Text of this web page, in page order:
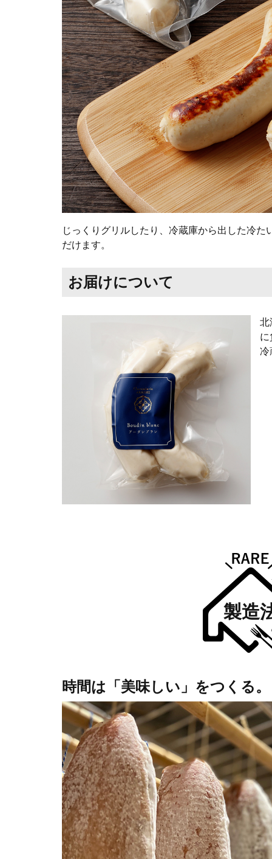
じっくりグリルしたり、冷蔵庫から出した冷
だけます。
お届けについて
北
に
冷
製造
時間は「美味しい」をつくる。